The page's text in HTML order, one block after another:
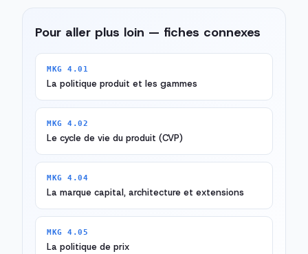
Pour aller plus loin — fiches connexes
MKG 4.01
La politique produit et les gammes
MKG 4.02
Le cycle de vie du produit (CVP)
MKG 4.04
La marque capital, architecture et extensions
MKG 4.05
La politique de prix